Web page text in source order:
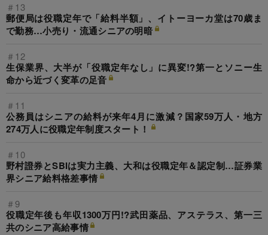
＃13
郵便局は役職定年で「給料半額」、イトーヨーカ堂は70歳ま
で勤務…小売り・流通シニアの明暗
＃12
生保業界、大半が「役職定年なし」に異変!?第一とソニー生
命から近づく変革の足音
＃11
公務員はシニアの給料が来年4月に激減？国家59万人・地方
274万人に役職定年制度スタート！
＃10
野村證券とSBIは実力主義、大和は役職定年＆認定制…証券業
界シニア給料格差事情
＃9
役職定年後も年収1300万円!?武田薬品、アステラス、第一三
共のシニア高給事情